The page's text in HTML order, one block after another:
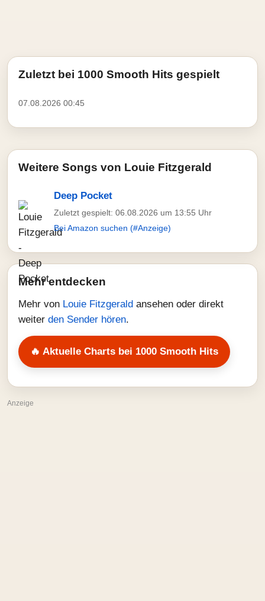
Zuletzt bei 1000 Smooth Hits gespielt
07.08.2026 00:45
Weitere Songs von Louie Fitzgerald
Deep Pocket
Zuletzt gespielt: 06.08.2026 um 13:55 Uhr
Bei Amazon suchen (#Anzeige)
Mehr entdecken
Mehr von Louie Fitzgerald ansehen oder direkt
weiter den Sender hören.
🔥 Aktuelle Charts bei 1000 Smooth Hits
Anzeige